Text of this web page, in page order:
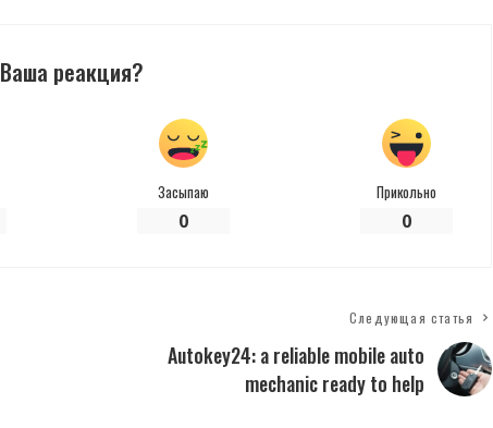
Ваша реакция?
Засыпаю
0
Прикольно
0
Следующая статья
Autokey24: a reliable mobile auto
mechanic ready to help